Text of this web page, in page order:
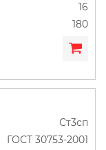
16
180
Ст3сп
ГОСТ 30753-2001